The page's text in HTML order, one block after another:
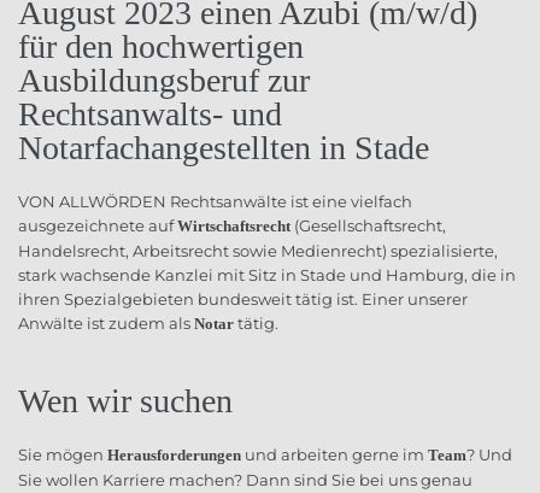
August 2023 einen Azubi (m/w/d)
für den hochwertigen
Ausbildungsberuf zur
Rechtsanwalts- und
Notarfachangestellten in Stade
VON ALLWÖRDEN Rechtsanwälte ist eine vielfach
ausgezeichnete aufWirtschaftsrecht (Gesellschaftsrecht,
Handelsrecht, Arbeitsrecht sowie Medienrecht) spezialisierte,
stark wachsende Kanzlei mit Sitz in Stade und Hamburg, die in
ihren Spezialgebieten bundesweit tätig ist. Einer unserer
Anwälte ist zudem als Notar tätig.
Wen wir suchen
Sie mögen Herausforderungen und arbeiten gerne im Team? Und
Sie wollen Karriere machen? Dann sind Sie bei uns genau